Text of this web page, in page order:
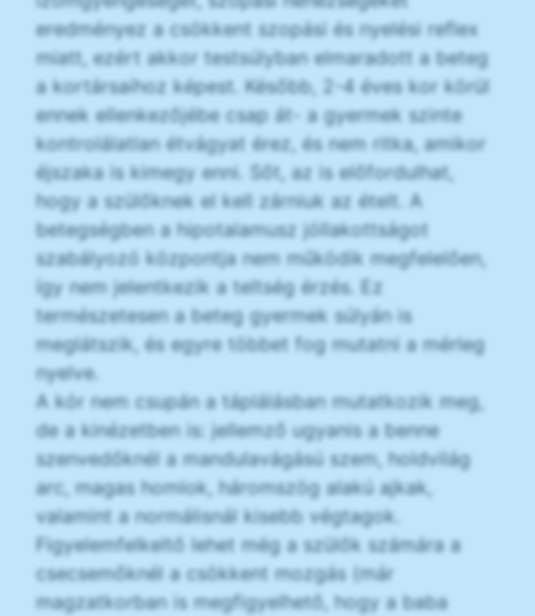
eredményez a csökkent szopási és nyelési reflex
miatt, ezért akkor testsúlyban elmaradott a beteg
a kortársaihoz képest. Később, 2-4 éves kor körül
ennek ellenkezőjébe csap át- a gyermek szinte
kontrolálatlan étvágyat érez, és nem ritka, amikor
éjszaka is kimegy enni. Sőt, az is előfordulhat,
hogy a szülőknek el kell zárniuk az ételt. A
betegségben a hipotalamusz jóllakottságot
szabályozó központja nem működik megfelelően,
így nem jelentkezik a teltség érzés. Ez
természetesen a beteg gyermek súlyán is
meglátszik, és egyre többet fog mutatni a mérleg
nyelve.
A kór nem csupán a táplálásban mutatkozik meg,
de a kinézetben is: jellemző ugyanis a benne
szenvedőknél a mandulavágású szem, holdvilág
arc, magas homlok, háromszög alakú ajkak,
valamint a normálisnál kisebb végtagok.
Figyelemfelkeltő lehet még a szülők számára a
csecsemőknél a csökkent mozgás (már
magzatkorban is megfigyelhető, hogy a baba